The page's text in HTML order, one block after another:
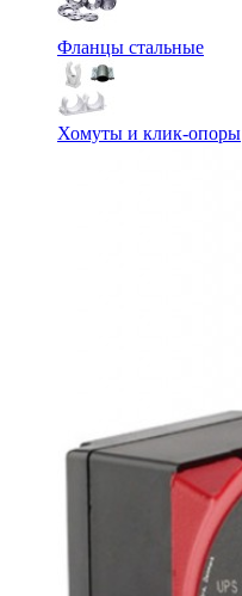
Фланцы стальные
Хомуты и клик-опоры